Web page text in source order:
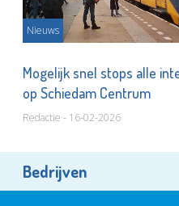
Nieuws
Mogelijk snel stops alle
op Schiedam Centrum
Redactie - 16-02-2026
Bedrijven